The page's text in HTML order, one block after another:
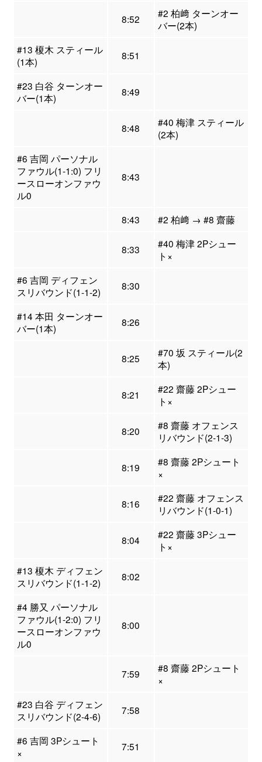
8:52
#2 柏﨑 ターンオー
バー(2本)
#13 榎木 スティール
(1本)
8:51
#23 白谷 ターンオー
バー(1本)
8:49
8:48
#40 梅津 スティール
(2本)
#6 吉岡 パーソナル
ファウル(1-1:0) フリ
ースローオンファウ
ル0
8:43
8:43 #2 柏﨑 → #8 齋藤
8:33
#40 梅津 2Pシュー
ト×
#6 吉岡 ディフェン
スリバウンド(1-1-2)
8:30
#14 本田 ターンオー
バー(1本)
8:26
8:25
#70 坂 スティール(2
本)
8:21
#22 齋藤 2Pシュー
ト×
8:20
#8 齋藤 オフェンス
リバウンド(2-1-3)
8:19
#8 齋藤 2Pシュート
×
8:16
#22 齋藤 オフェンス
リバウンド(1-0-1)
8:04
#22 齋藤 3Pシュー
ト×
#13 榎木 ディフェン
スリバウンド(1-1-2)
8:02
#4 勝又 パーソナル
ファウル(1-2:0) フリ
ースローオンファウ
ル0
8:00
7:59
#8 齋藤 2Pシュート
×
#23 白谷 ディフェン
スリバウンド(2-4-6)
7:58
#6 吉岡 3Pシュート
×
7:51